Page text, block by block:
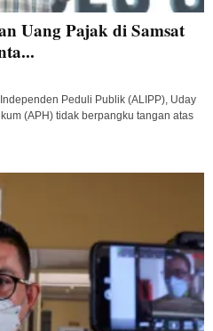
Uang Pajak di Samsat
Peduli Publik (ALIPP), Uday
(APH) tidak berpangku tangan atas